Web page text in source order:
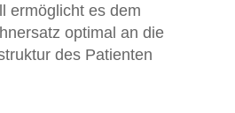
ermöglicht es dem
optimal an die
des Patienten